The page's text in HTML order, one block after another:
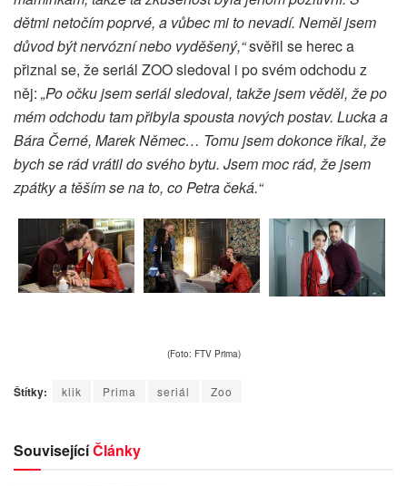
dětmi netočím poprvé, a vůbec mi to nevadí. Neměl jsem
důvod být nervózní nebo vyděšený,“svěřil se herec a
přiznal se, že seriál ZOO sledoval i po svém odchodu z
něj: „Po očku jsem seriál sledoval, takže jsem věděl, že po
mém odchodu tam přibyla spousta nových postav. Lucka a
Bára Černé, Marek Němec… Tomu jsem dokonce říkal, že
bych se rád vrátil do svého bytu. Jsem moc rád, že jsem
zpátky a těším se na to, co Petra čeká.“
(Foto: FTV Prima)
Štítky: klik Prima seriál Zoo
SouvisejícíČlánky